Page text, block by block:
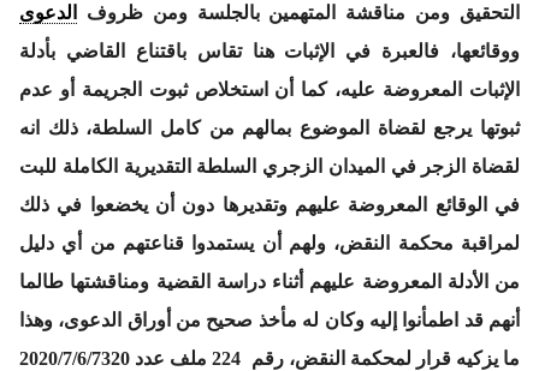
التحقيق ومن مناقشة المتهمين بالجلسة ومن ظروف
الدعوى
ووقائعها، فالعبرة في الإثبات هنا تقاس باقتناع القاضي بأدلة
الإثبات المعروضة عليه، كما أن استخلاص ثبوت الجريمة أو عدم
ثبوتها يرجع لقضاة الموضوع بمالهم من كامل السلطة، ذلك انه
لقضاة الزجر في الميدان الزجري السلطة التقديرية الكاملة للبت
في الوقائع المعروضة عليهم وتقديرها دون أن يخضعوا في ذلك
لمراقبة محكمة النقض، ولهم أن يستمدوا قناعتهم من أي دليل
من الأدلة المعروضة عليهم أثناء دراسة القضية ومناقشتها طالما
أنهم قد اطمأنوا إليه وكان له مأخذ صحيح من أوراق الدعوى، وهذا
ما يزكيهقرار لمحكمة النقض،رقم 224ملف عدد 2020/7/6/7320